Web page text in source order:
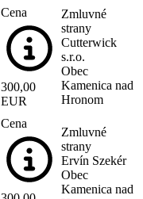
Cena
300,00
EUR
Zmluvné
strany
Cutterwick
s.r.o.
Obec
Kamenica nad
Hronom
Cena
Zmluvné
strany
Ervín Szekér
Obec
Kamenica nad